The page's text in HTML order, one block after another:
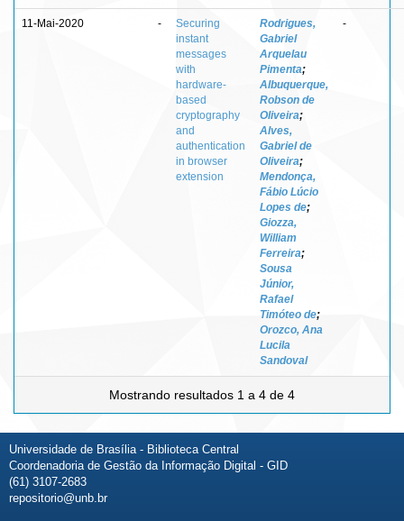
11-Mai-2020 -
Securing
instant
messages
with
hardware-
based
cryptography
and
authentication
in browser
extension
Rodrigues,
Gabriel
Arquelau
Pimenta;
Albuquerque,
Robson de
Oliveira;
Alves,
Gabriel de
Oliveira;
Mendonça,
Fábio Lúcio
Lopes de;
Giozza,
William
Ferreira;
Sousa
Júnior,
Rafael
Timóteo de;
Orozco, Ana
Lucila
Sandoval
-
Mostrando resultados 1 a 4 de 4
Universidade de Brasília - Biblioteca Central
Coordenadoria de Gestão da Informação Digital - GID
(61) 3107-2683
repositorio@unb.br